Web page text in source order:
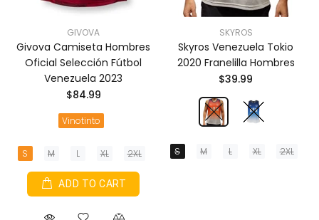
GIVOVA
Givova Camiseta Hombres
Oficial Selección Fútbol
Venezuela 2023
$84.99
Vinotinto
S M L XL 2XL
ADD TO CART
SKYROS
Skyros Venezuela Tokio
2020 Franelilla Hombres
$39.99
S M L XL 2XL